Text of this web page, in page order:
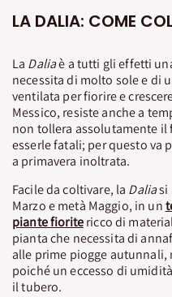
LA DALIA: COME
La Daliaè a tutti gli effetti
necessita di molto sole e di
ventilata per fiorire e
Messico, resiste anche a
non tollera assolutamente il
esserle fatali; per questo
a primavera inoltrata.
Facile da coltivare, la Daliasi
Marzo e metà Maggio, in un
piante fioritericco di
pianta che necessita di
alle prime piogge
poiché un eccesso di
il tubero.